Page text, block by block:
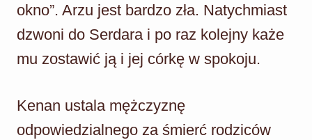
okno”. Arzu jest bardzo zła. Natychmiast
dzwoni do Serdara i po raz kolejny każe
mu zostawić ją i jej córkę w spokoju.
Kenan ustala mężczyznę
odpowiedzialnego za śmierć rodziców